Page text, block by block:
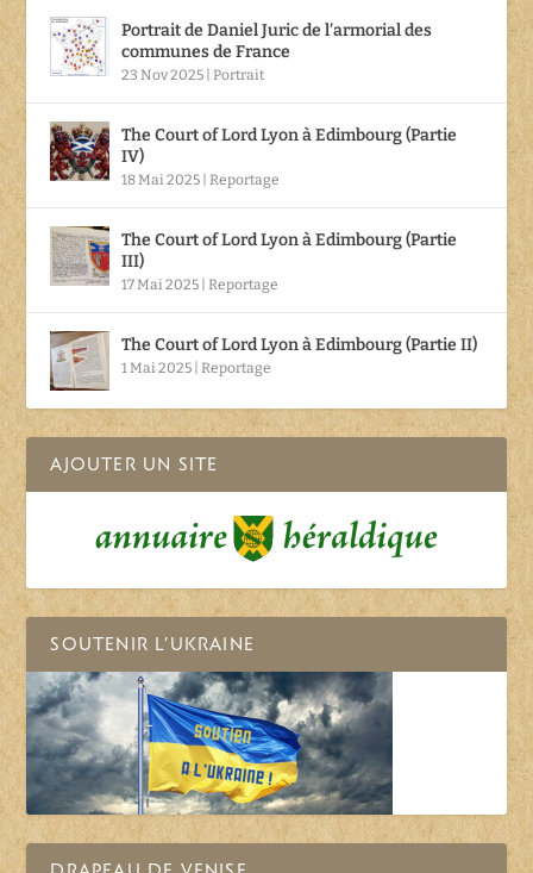
Portrait de Daniel Juric de l’armorial des
communes de France
23 Nov 2025 |Portrait
The Court of Lord Lyon à Edimbourg (Partie
IV)
18 Mai 2025 |Reportage
The Court of Lord Lyon à Edimbourg (Partie
III)
17 Mai 2025 |Reportage
The Court of Lord Lyon à Edimbourg (Partie II)
1 Mai 2025 |Reportage
AJOUTER UN SITE
SOUTENIR L’UKRAINE